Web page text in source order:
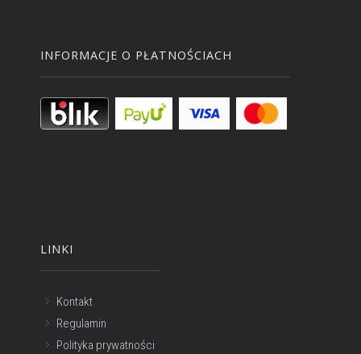
INFORMACJE O PŁATNOŚCIACH
LINKI
Kontakt
Regulamin
Polityka prywatności